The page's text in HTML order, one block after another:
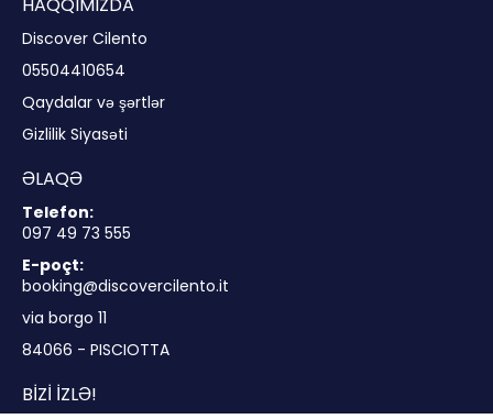
HAQQIMIZDA
Discover Cilento
05504410654
Qaydalar və şərtlər
Gizlilik Siyasəti
ƏLAQƏ
Telefon:
097 49 73 555
E-poçt:
booking@discovercilento.it
via borgo 11
84066 - PISCIOTTA
BIZI IZLƏ!